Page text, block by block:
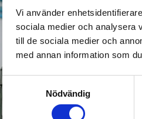
Vi använder
sociala medier och analysera
till de sociala medier och
med annan information som
Samtyckesval
Nödvändig